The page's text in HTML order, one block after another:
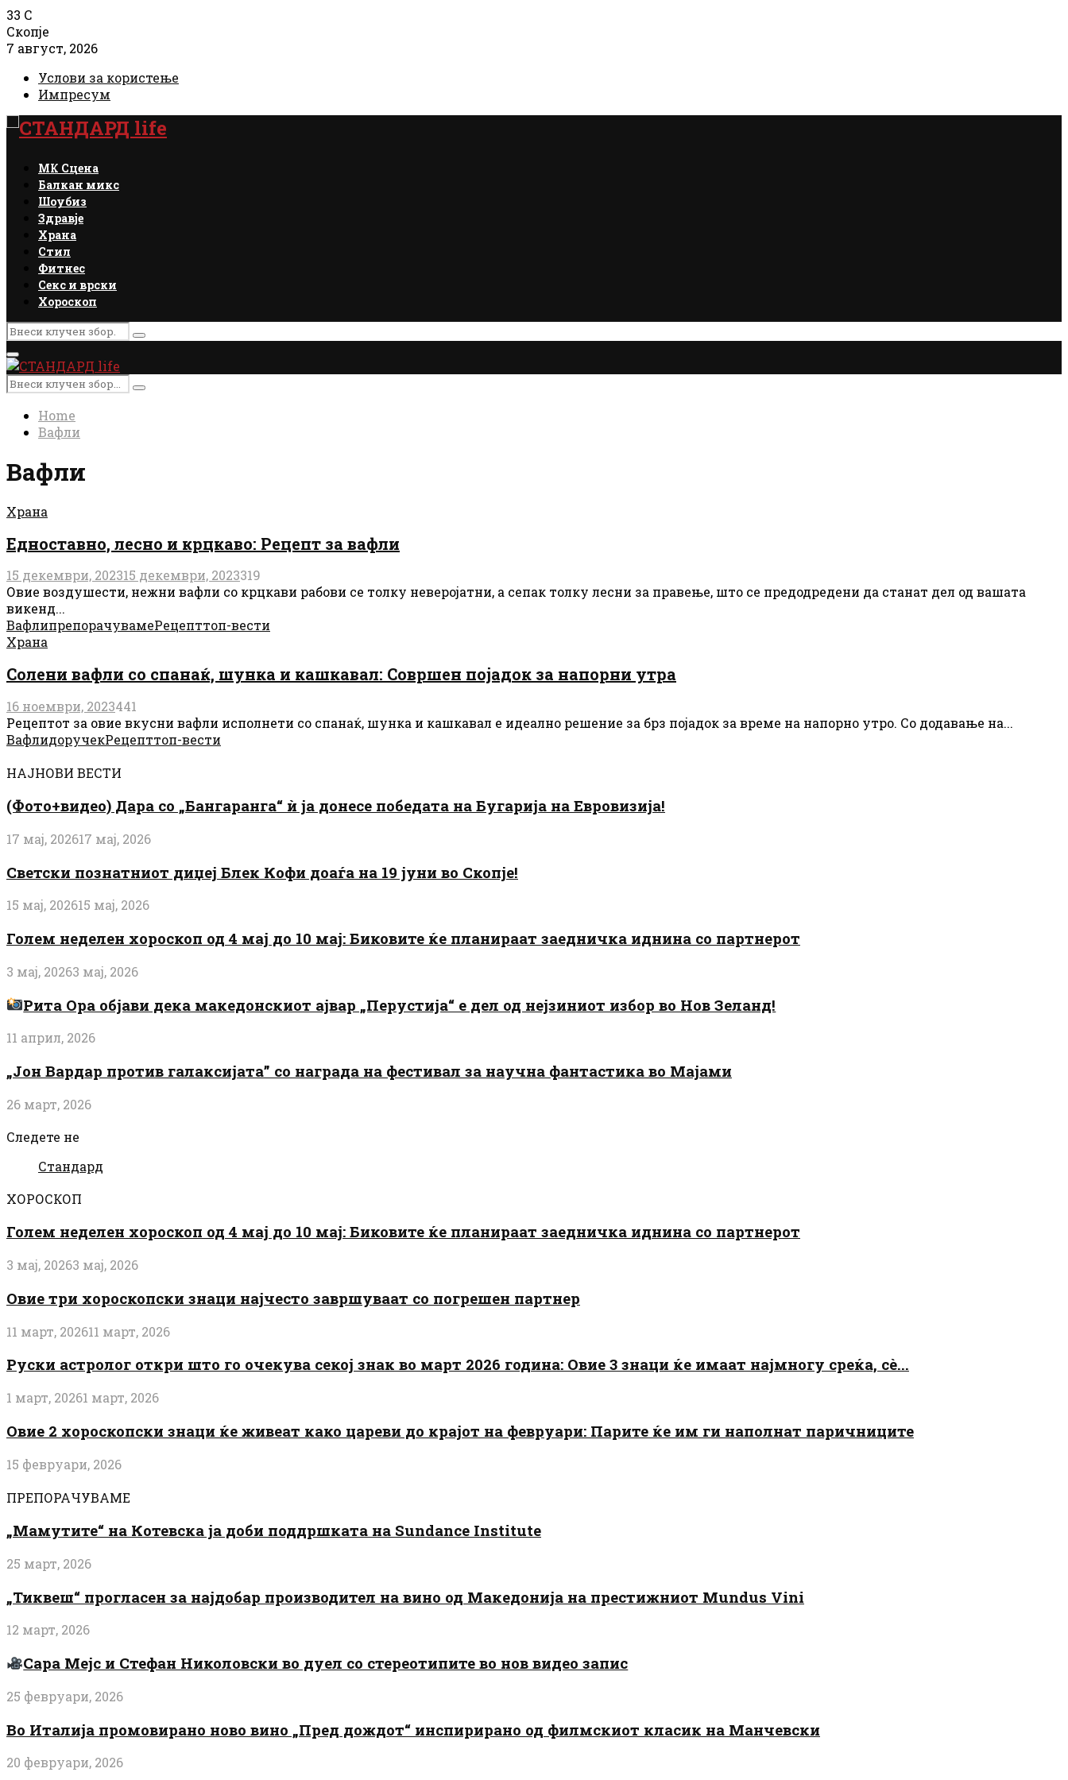
33 C
Скопје
7 август, 2026
Услови за користење
Импресум
Facebook
Instagram
Email
Rss
МК Сцена
Балкан микс
Шоубиз
Здравје
Храна
Стил
Фитнес
Секс и врски
Хороскоп
Search
for:
Search
Primary
Menu
Search
for:
Search
Home
Вафли
Вафли
Храна
Едноставно, лесно и крцкаво: Рецепт за вафли
15 декември, 202315 декември, 2023319
Овие воздушести, нежни вафли со крцкави рабови се толку неверојатни, а сепак толку лесни за правење, што се предодредени да станат дел од вашата
викенд...
ВафлипрепорачувамеРецепттоп-вести
Храна
Солени вафли со спанаќ, шунка и кашкавал: Совршен појадок за напорни утра
16 ноември, 2023441
Рецептот за овие вкусни вафли исполнети со спанаќ, шунка и кашкавал е идеално решение за брз појадок за време на напорно утро. Со додавање на...
ВафлидоручекРецепттоп-вести
НАЈНОВИ ВЕСТИ
(Фото+видео) Дара со „Бангаранга“ ѝ ја донесе победата на Бугарија на Евровизија!
17 мај, 202617 мај, 2026
Светски познатниот диџеј Блек Кофи доаѓа на 19 јуни во Скопје!
15 мај, 202615 мај, 2026
Голем неделен хороскоп од 4 мај до 10 мај: Биковите ќе планираат заедничка иднина со партнерот
3 мај, 20263 мај, 2026
Рита Ора објави дека македонскиот ајвар „Перустија“ е дел од нејзиниот избор во Нов Зеланд!
11 април, 2026
„Јон Вардар против галаксијата” со награда на фестивал за научна фантастика во Мајами
26 март, 2026
Следете не
Стандард
ХОРОСКОП
Голем неделен хороскоп од 4 мај до 10 мај: Биковите ќе планираат заедничка иднина со партнерот
3 мај, 20263 мај, 2026
Овие три хороскопски знаци најчесто завршуваат со погрешен партнер
11 март, 202611 март, 2026
Руски астролог откри што го очекува секој знак во март 2026 година: Овие 3 знаци ќе имаат најмногу среќа, сè...
1 март, 20261 март, 2026
Овие 2 хороскопски знаци ќе живеат како цареви до крајот на февруари: Парите ќе им ги наполнат паричниците
15 февруари, 2026
ПРЕПОРАЧУВАМЕ
„Мамутите“ на Котевска ја доби поддршката на Sundance Institute
25 март, 2026
„Тиквеш“ прогласен за најдобар производител на вино од Македонија на престижниот Mundus Vini
12 март, 2026
Сара Мејс и Стефан Николовски во дуел со стереотипите во нов видео запис
25 февруари, 2026
Во Италија промовирано ново вино „Пред дождот“ инспирирано од филмскиот класик на Манчевски
20 февруари, 2026